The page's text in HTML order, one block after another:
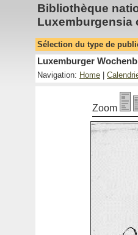
Bibliothèque
Luxemburgensia
Sélection du type de
Luxemburger
Navigation: Home
Zoom